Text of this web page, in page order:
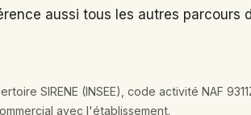
aussi tous les autres parcours
SIRENE (INSEE), code activité NAF
avec l'établissement.